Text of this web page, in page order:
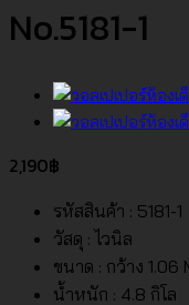
No.5181-1
2,190฿
รหัสสินค้า : 5181-1
วัสดุ : ไวนิล
ขนาด : กว้าง 1.06
น้ำหนัก : 4.8 กิโล